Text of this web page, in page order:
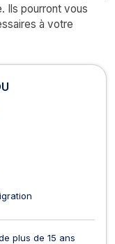
Ils pourront vous
à votre
plus de 15 ans